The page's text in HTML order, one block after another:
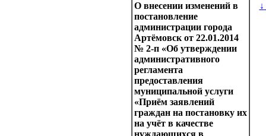
О внесении изменений в
постановление
администрации города
Артёмовск от 22.01.2014
№ 2-п «Об утверждении
административного
регламента
предоставления
муниципальной услуги
«Приём заявлений
граждан на постановку их
на учёт в качестве
↓